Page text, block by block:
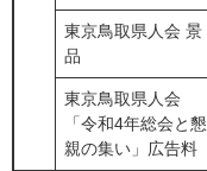
東京鳥取県人会 景
品
東京鳥取県人会
「令和4年総会と懇
親の集い」広告料